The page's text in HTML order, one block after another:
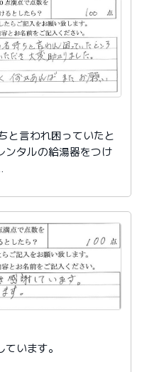
と言われ困っていたと
ンタルの給湯器をつけ
います。